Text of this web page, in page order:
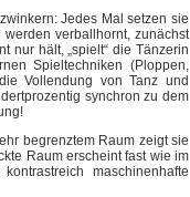
Jedes Mal setzen sie
verballhornt, zunächst
nur hält, „spielt“ die Tänzerin
Spieltechniken (Ploppen,
Vollendung von Tanz und
synchron zu dem
begrenztem Raum zeigt sie
Raum erscheint fast wie im
maschinenhafte